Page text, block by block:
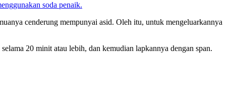
soda penaik.
cenderung mempunyai asid. Oleh itu, untuk mengeluarkannya
20 minit atau lebih, dan kemudian lapkannya dengan span.